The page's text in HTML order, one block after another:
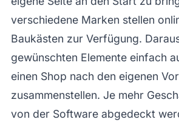
verschiedene Marken stellen
Baukästen zur Verfügung.
gewünschten Elemente einfach
einen Shop nach den eigenen
zusammenstellen. Je mehr
von der Software abgedeckt